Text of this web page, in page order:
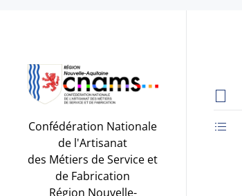
Confédération Nationale
de l'Artisanat
des Métiers de Service et
de Fabrication
Région Nouvelle-